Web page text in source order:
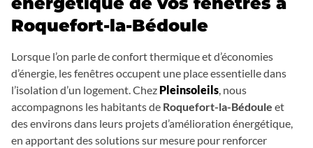
Roquefort-la-Bédoule
Lorsque l’on parle de confort thermique et d’économies
d’énergie, les fenêtres occupent une place essentielle dans
l’isolation d’un logement. Chez Pleinsoleils, nous
accompagnons les habitants de Roquefort-la-Bédoule et
des environs dans leurs projets d’amélioration énergétique,
en apportant des solutions sur mesure pour renforcer